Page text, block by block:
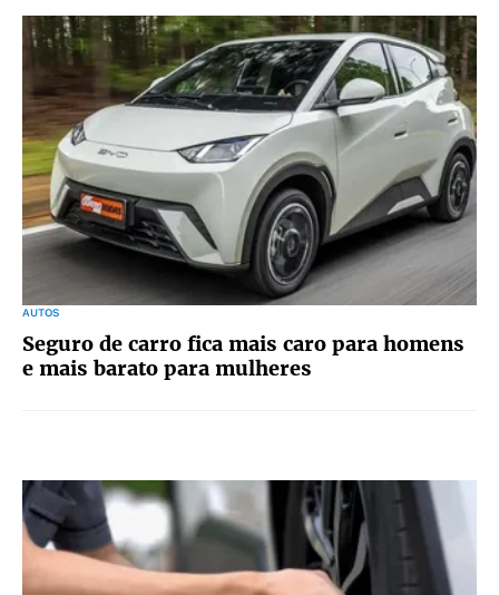
AUTOS
Seguro de carro fica mais caro para homens
e mais barato para mulheres